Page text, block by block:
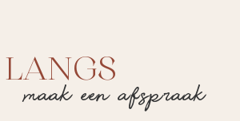
maak een afspraak